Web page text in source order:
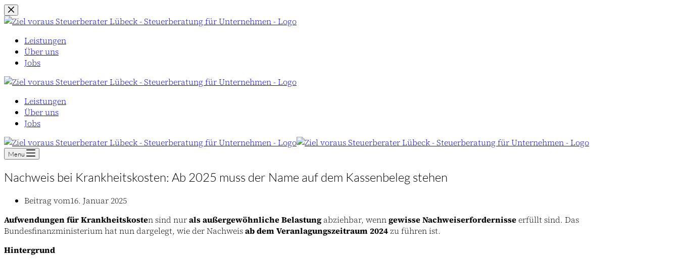
Zum
Inhalt
Leistungen
Über uns
Jobs
Leistungen
Über uns
Jobs
Menu
Nachweis bei Krankheitskosten: Ab 2025 muss der Name auf dem Kassenbeleg stehen
Beitrag vom16. Januar 2025
Aufwendungen für Krankheitskosten sind nurals außergewöhnliche Belastungabziehbar, wenngewisse Nachweiserfordernisse erfüllt sind. Das
Bundesfinanzministerium hat nun dargelegt, wie der Nachweisab dem Veranlagungszeitraum 2024zu führen ist.
Hintergrund